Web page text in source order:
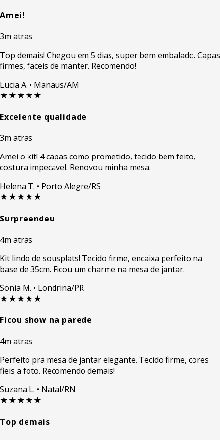
Amei!
3m atras
Top demais! Chegou em 5 dias, super bem embalado. Capas
firmes, faceis de manter. Recomendo!
Lucia A. • Manaus/AM
★★★★★
Excelente qualidade
3m atras
Amei o kit! 4 capas como prometido, tecido bem feito,
costura impecavel. Renovou minha mesa.
Helena T. • Porto Alegre/RS
★★★★★
Surpreendeu
4m atras
Kit lindo de sousplats! Tecido firme, encaixa perfeito na
base de 35cm. Ficou um charme na mesa de jantar.
Sonia M. • Londrina/PR
★★★★★
Ficou show na parede
4m atras
Perfeito pra mesa de jantar elegante. Tecido firme, cores
fieis a foto. Recomendo demais!
Suzana L. • Natal/RN
★★★★★
Top demais